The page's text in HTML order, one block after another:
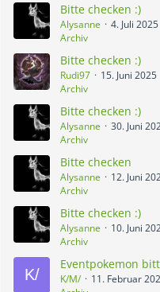
Bitte checken :)
Alysanne
4. Juli 2025
Archiv
Bitte checken :)
Rudi97
15. Juni 2025
Archiv
Bitte checken :)
Alysanne
30. Juni
Archiv
Bitte checken
Alysanne
12. Juni
Archiv
Bitte checken :)
Alysanne
10. Juni
Archiv
Eventpokemon
K/M/
11. Februar